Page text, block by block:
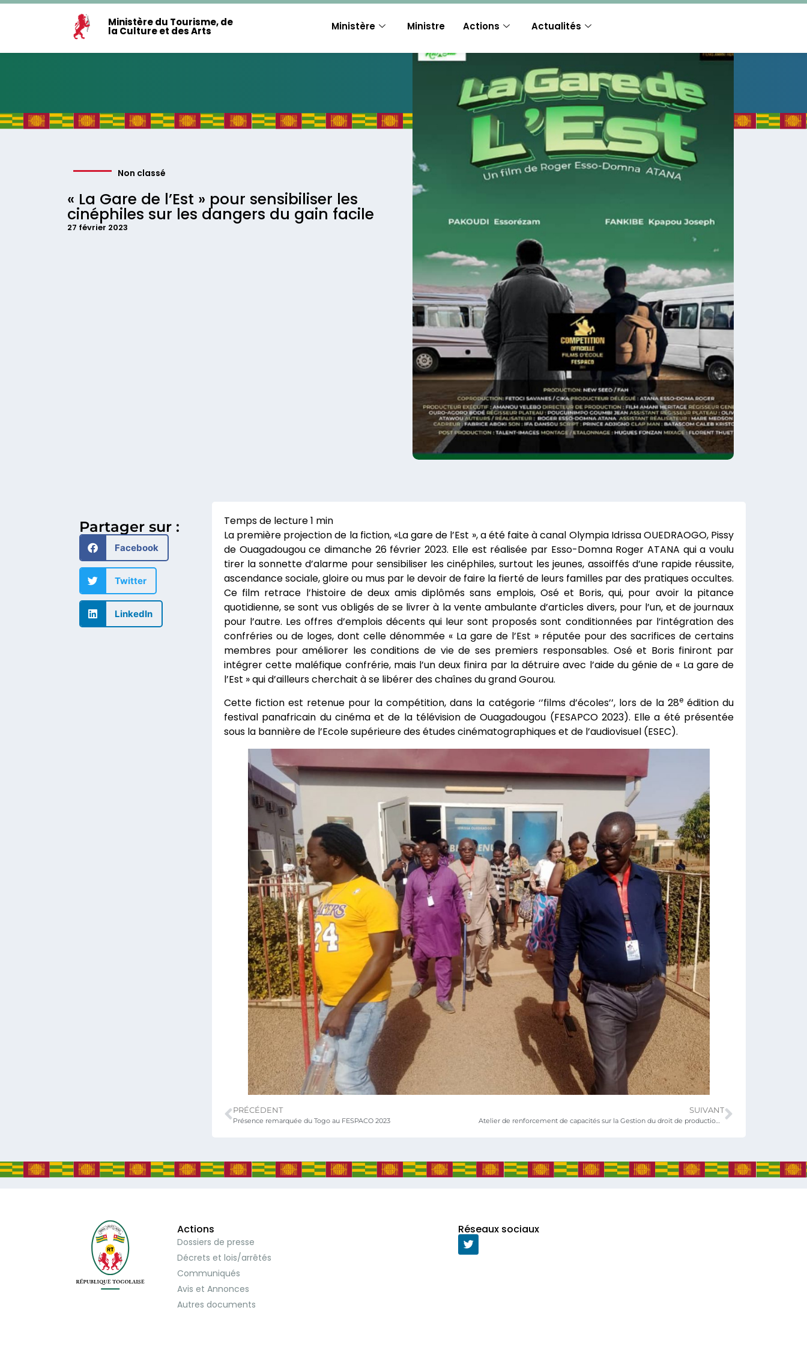
Ministère du Tourisme, de
la Culture et des Arts Ministère Ministre Actions Actualités
Non classé
« La Gare de l’Est » pour sensibiliser les
cinéphiles sur les dangers du gain facile
27 février 2023
Partager sur :
Facebook
Twitter
LinkedIn
La première projection de la fiction, «La gare de l’Est », a été faite à canal Olympia Idrissa OUEDRAOGO, Pissy
de Ouagadougou ce dimanche 26 février 2023. Elle est réalisée par Esso-Domna Roger ATANA qui a voulu
tirer la sonnette d’alarme pour sensibiliser les cinéphiles, surtout les jeunes, assoiffés d’une rapide réussite,
ascendance sociale, gloire ou mus par le devoir de faire la fierté de leurs familles par des pratiques occultes.
Ce film retrace l’histoire de deux amis diplômés sans emplois, Osé et Boris, qui, pour avoir la pitance
quotidienne, se sont vus obligés de se livrer à la vente ambulante d’articles divers, pour l’un, et de journaux
pour l’autre. Les offres d’emplois décents qui leur sont proposés sont conditionnées par l’intégration des
confréries ou de loges, dont celle dénommée « La gare de l’Est » réputée pour des sacrifices de certains
membres pour améliorer les conditions de vie de ses premiers responsables. Osé et Boris finiront par
intégrer cette maléfique confrérie, mais l’un deux finira par la détruire avec l’aide du génie de « La gare de
l’Est » qui d’ailleurs cherchait à se libérer des chaînes du grand Gourou.
Cette fiction est retenue pour la compétition, dans la catégorie ‘’films d’écoles’’, lors de la 28eédition du
festival panafricain du cinéma et de la télévision de Ouagadougou (FESAPCO 2023). Elle a été présentée
sous la bannière de l’Ecole supérieure des études cinématographiques et de l’audiovisuel (ESEC).
PRÉCÉDENT
Présence remarquée du Togo au FESPACO 2023
SUIVANT
Atelier de renforcement de capacités sur la Gestion du droit de production par reprographie en droit d’auteur
Actions
Dossiers de presse
Décrets et lois/arrêtés
Communiqués
Avis et Annonces
Autres documents
Réseaux sociaux